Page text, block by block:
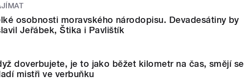
osobnosti moravského národopisu. Devadesátiny by
Jeřábek, Štika i Pavlištík
doverbujete, je to jako běžet kilometr na čas, smějí se
mistři ve verbuňku